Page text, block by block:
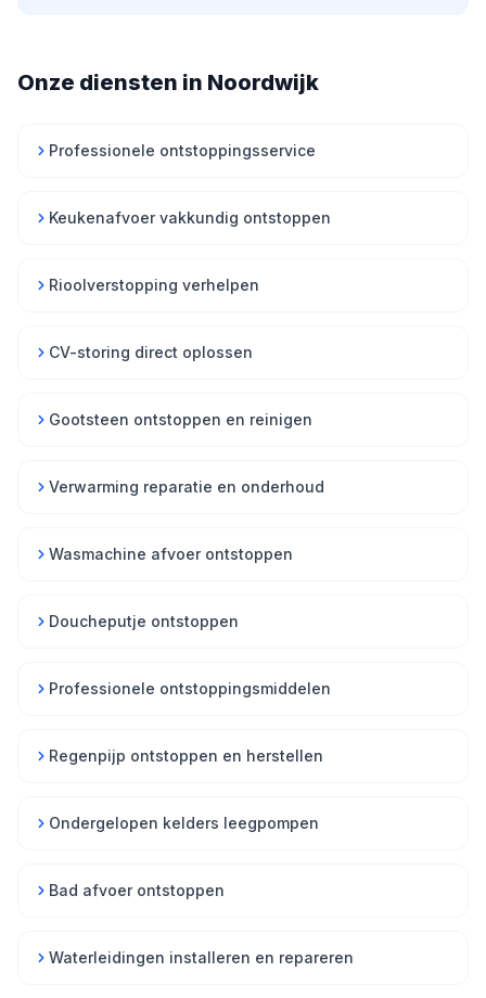
Onze diensten in Noordwijk
Professionele ontstoppingsservice
Keukenafvoer vakkundig ontstoppen
Rioolverstopping verhelpen
CV-storing direct oplossen
Gootsteen ontstoppen en reinigen
Verwarming reparatie en onderhoud
Wasmachine afvoer ontstoppen
Doucheputje ontstoppen
Professionele ontstoppingsmiddelen
Regenpijp ontstoppen en herstellen
Ondergelopen kelders leegpompen
Bad afvoer ontstoppen
Waterleidingen installeren en repareren